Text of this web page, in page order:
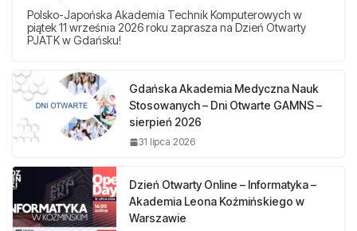
Polsko-Japońska Akademia Technik Komputerowych w
piątek 11 września 2026 roku zaprasza na Dzień Otwarty
PJATK w Gdańsku!
Gdańska Akademia Medyczna Nauk
Stosowanych – Dni Otwarte GAMNS –
sierpień 2026
31 lipca 2026
Dzień Otwarty Online – Informatyka –
Akademia Leona Koźmińskiego w
Warszawie